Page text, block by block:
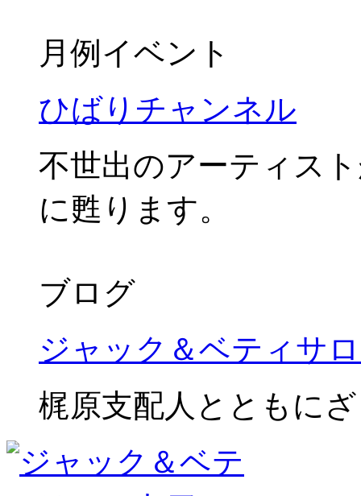
月例イベント
ひばりチャンネル
不世出のアーティス
に甦ります。
ブログ
ジャック＆ベティサ
梶原支配人とともに